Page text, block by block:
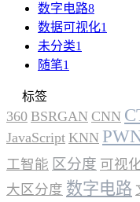
数字电路8
数据可视化1
未分类1
随笔1
标签
360 BSRGAN CNN
JavaScript KNN
工智能 区分度 可视
大区分度 数字电路